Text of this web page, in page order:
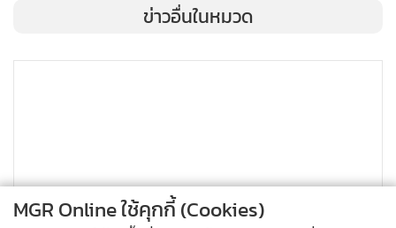
ข่าวอื่นในหมวด
MGR Online ใช้คุกกี้ (Cookies)